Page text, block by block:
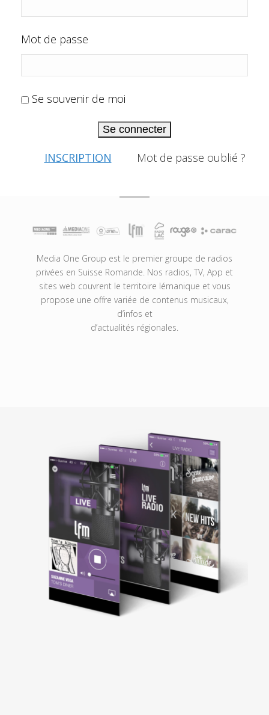
Mot de passe
Se souvenir de moi
Se connecter
INSCRIPTION Mot de passe oublié ?
Media One Group est le premier groupe de radios
privées en Suisse Romande. Nos radios, TV, App et
sites web couvrent le territoire lémanique et vous
propose une offre variée de contenus musicaux,
d’infos et
d’actualités régionales.